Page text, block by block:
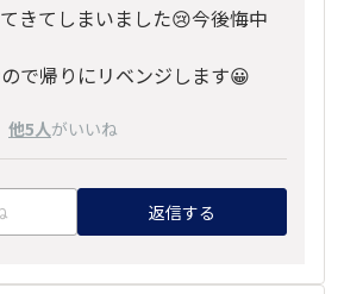
きてしまいました😢今後悔中
で帰りにリベンジします😀
他5人がいいね
返信する